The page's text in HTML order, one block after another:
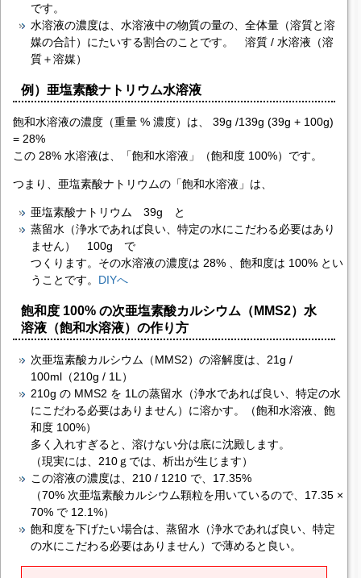
です。
水溶液の濃度は、水溶液中の物質の量の、全体量（溶質と溶
媒の合計）にたいする割合のことです。 溶質 / 水溶液（溶
質＋溶媒）
例）亜塩素酸ナトリウム水溶液
飽和水溶液の濃度（重量 % 濃度）は、 39g /139g (39g + 100g)
= 28%
この 28% 水溶液は、「飽和水溶液」（飽和度 100%）です。
つまり、亜塩素酸ナトリウムの「飽和水溶液」は、
亜塩素酸ナトリウム 39g と
蒸留水（浄水であれば良い、特定の水にこだわる必要はあり
ません） 100g で
つくります。その水溶液の濃度は 28% 、飽和度は 100% とい
うことです。 DIYへ
飽和度 100% の次亜塩素酸カルシウム（MMS2）水
溶液（飽和水溶液）の作り方
次亜塩素酸カルシウム（MMS2）の溶解度は、21g /
100ml（210g / 1L）
210g の MMS2 を 1Lの蒸留水（浄水であれば良い、特定の水
にこだわる必要はありません）に溶かす。（飽和水溶液、飽
和度 100%）
多く入れすぎると、溶けない分は底に沈殿します。
（現実には、210ｇでは、析出が生じます）
この溶液の濃度は、210 / 1210 で、17.35%
（70% 次亜塩素酸カルシウム顆粒を用いているので、17.35 ×
70% で 12.1%）
飽和度を下げたい場合は、蒸留水（浄水であれば良い、特定
の水にこだわる必要はありません）で薄めると良い。